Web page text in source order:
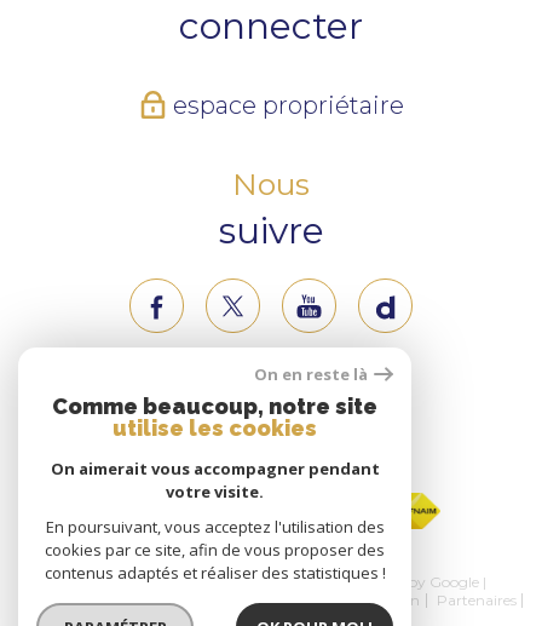
connecter
espace propriétaire
Nous
suivre
Nous
adhérons
© 2026 | Tous droits réservés | Traduction powered by Google |
Nos honoraires
Plan du site Mentions légales Admin
Partenaires
Politique RGPD
On en reste là
Comme beaucoup, notre site
utilise les cookies
On aimerait vous accompagner pendant
votre visite.
En poursuivant, vous acceptez l'utilisation des
cookies par ce site, afin de vous proposer des
contenus adaptés et réaliser des statistiques !